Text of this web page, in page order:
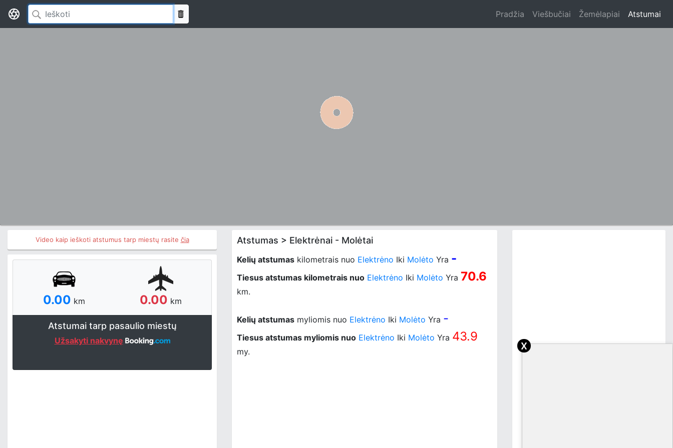
Pradžia Viešbučiai Žemėlapiai Atstumai
Video kaip ieškoti atstumus tarp miestų rasite čia
0.00 km 0.00 km
Atstumai tarp pasaulio miestų
Užsakyti nakvynę
Atstumas > Elektrėnai - Molėtai
Kelių atstumas kilometrais nuo Elektrėno Iki Molėto Yra -
Tiesus atstumas kilometrais nuo Elektrėno Iki Molėto Yra 70.6
km.
Kelių atstumas myliomis nuo Elektrėno Iki Molėto Yra -
Tiesus atstumas myliomis nuo Elektrėno Iki Molėto Yra 43.9
my. x